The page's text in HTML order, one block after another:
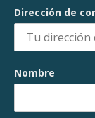
Dirección de
Nombre